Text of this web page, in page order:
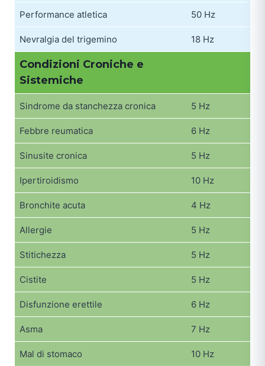
Performance atletica 50 Hz
Nevralgia del trigemino 18 Hz
Condizioni Croniche e
Sistemiche
Sindrome da stanchezza cronica 5 Hz
Febbre reumatica 6 Hz
Sinusite cronica 5 Hz
Ipertiroidismo 10 Hz
Bronchite acuta 4 Hz
Allergie 5 Hz
Stitichezza 5 Hz
Cistite 5 Hz
Disfunzione erettile 6 Hz
Asma 7 Hz
Mal di stomaco 10 Hz